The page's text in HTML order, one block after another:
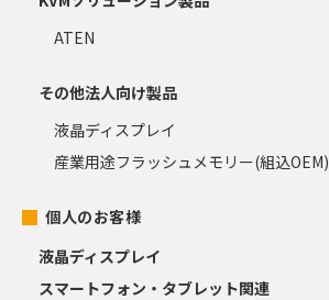
ATEN
その他法人向け製品
液晶ディスプレイ
産業用途フラッシュメモリー(組込OEM)
個人のお客様
液晶ディスプレイ
スマートフォン・タブレット関連